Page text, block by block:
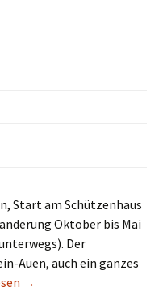
Start am Schützenhaus
Oktober bis Mai
Der
Auen, auch ein ganzes
Hördt
→